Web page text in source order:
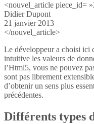
<nouvel_article piece_id=
Didier Dupont
21 janvier 2013
</nouvel_article>
Le développeur a choisi ici
intuitive les valeurs de
l’Html5, vous ne pouvez
sont pas librement
d’obtenir un sens plus
précédentes.
Différents types